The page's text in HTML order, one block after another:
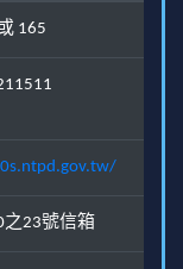
165
之23號信箱